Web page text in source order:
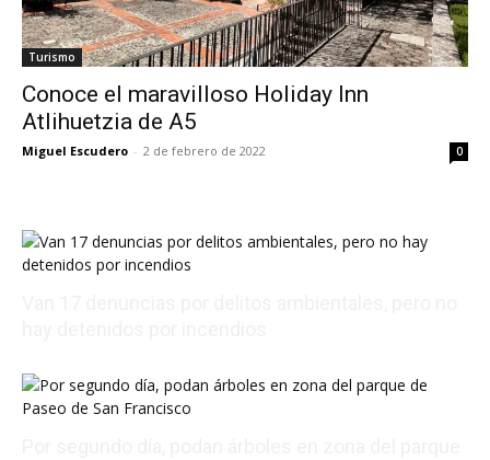
Turismo
Conoce el maravilloso Holiday Inn
Atlihuetzia de A5
Miguel Escudero - 2 de febrero de 2022 0